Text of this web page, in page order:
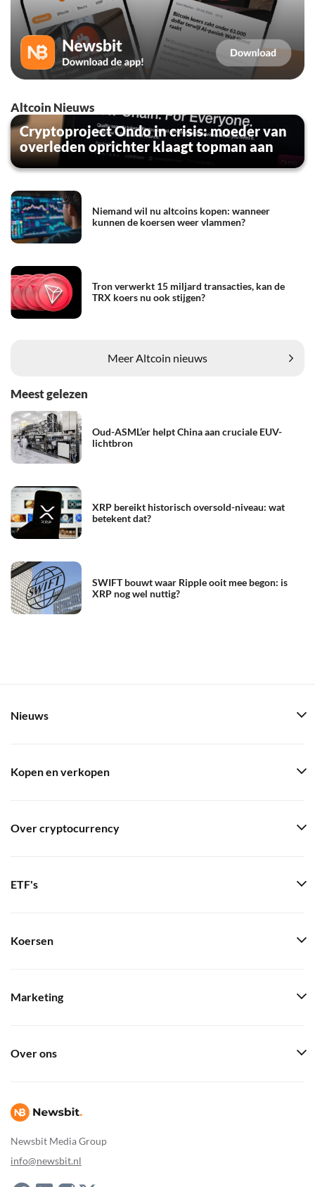
Altcoin Nieuws
Cryptoproject Ondo in crisis: moeder van
overleden oprichter klaagt topman aan
Niemand wil nu altcoins kopen: wanneer
kunnen de koersen weer vlammen?
Tron verwerkt 15 miljard transacties, kan de
TRX koers nu ook stijgen?
Meer Altcoin nieuws
Meest gelezen
Oud-ASML’er helpt China aan cruciale EUV-
lichtbron
XRP bereikt historisch oversold-niveau: wat
betekent dat?
SWIFT bouwt waar Ripple ooit mee begon: is
XRP nog wel nuttig?
Newsbit Media Group
info@newsbit.nl
Nieuws
Kopen en verkopen
Over cryptocurrency
ETF's
Koersen
Marketing
Over ons